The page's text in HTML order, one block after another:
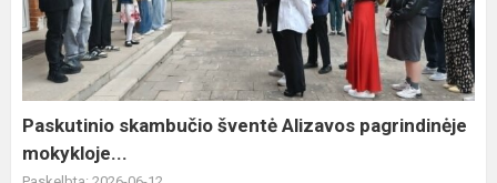
Alizavos
pagrindinėje
mokykloje...
Paskutinio skambučio šventė Alizavos pagrindinėje
mokykloje...